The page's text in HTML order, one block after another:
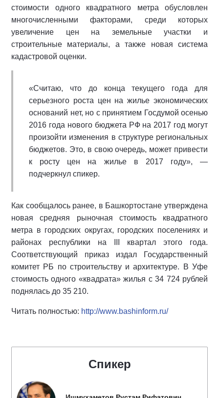
стоимости одного квадратного метра обусловлен
многочисленными факторами, среди которых
увеличение цен на земельные участки и
строительные материалы, а также новая система
кадастровой оценки.
«Считаю, что до конца текущего года для
серьезного роста цен на жилье экономических
оснований нет, но с принятием Госдумой осенью
2016 года нового бюджета РФ на 2017 год могут
произойти изменения в структуре региональных
бюджетов. Это, в свою очередь, может привести
к росту цен на жилье в 2017 году», —
подчеркнул спикер.
Как сообщалось ранее, в Башкортостане утверждена
новая средняя рыночная стоимость квадратного
метра в городских округах, городских поселениях и
районах республики на III квартал этого года.
Соответствующий приказ издал Государственный
комитет РБ по строительству и архитектуре. В Уфе
стоимость одного «квадрата» жилья с 34 724 рублей
поднялась до 35 210.
Читать полностью: http://www.bashinform.ru/
Спикер